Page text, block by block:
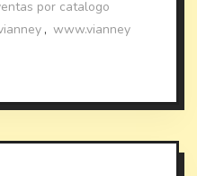
por catalogo
, www.vianney